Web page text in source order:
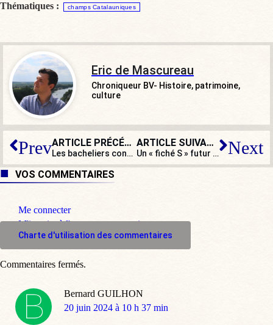
Thématiques : champs Catalauniques
Eric de Mascureau
Chroniqueur BV- Histoire, patrimoine,
culture
Prev ARTICLE PRÉCÉDENT
Les bacheliers confondent Simone Veil et Simone Weil : à qui la faute ?
ARTICLE SUIVANT
Un « fiché S » futur député ? Sur le pont d’Avignon, la gauche danse en rond… Next
VOS COMMENTAIRES
Me connecter
M'inscrire à l'espace commentaire
Charte d'utilisation des commentaires
Bernard GUILHON
dit
20 juin 2024 à 10 h 37 min
Commentaires fermés.